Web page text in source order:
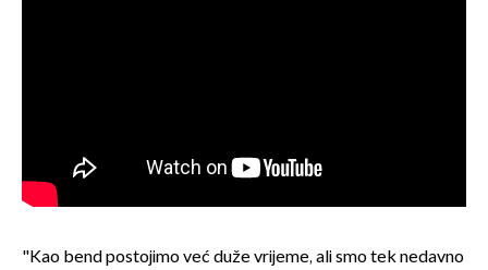
"Kao bend postojimo već duže vrijeme, ali smo tek nedavno